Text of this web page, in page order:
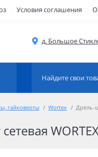
Условия соглашения
д. Большое
гайковерты Wortex Дрель-